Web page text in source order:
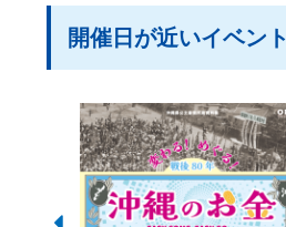
開催日が近いイベント